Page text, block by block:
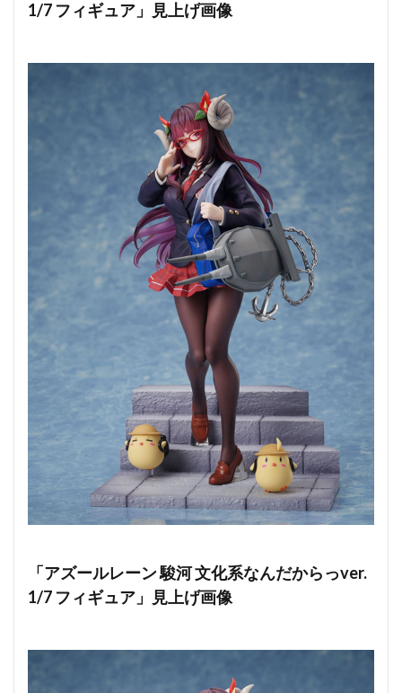
1/7 フィギュア」見上げ画像
「アズールレーン 駿河 文化系なんだからっver.
1/7 フィギュア」見上げ画像